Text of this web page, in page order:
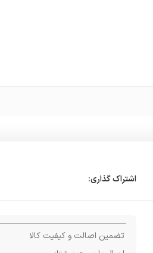
اشتراک گذاری:
تضمین اصالت و کیفیت کالا